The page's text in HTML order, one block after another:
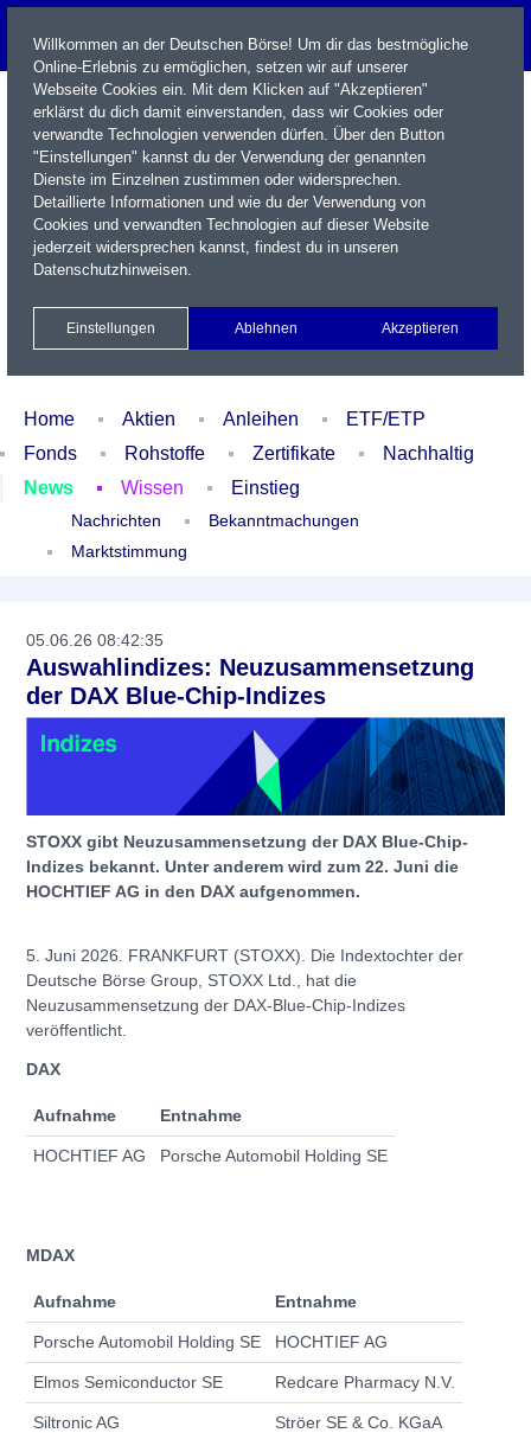
Name / WKN / ISIN / Kürzel
Xetra Realtime
Watchlist Portfolio Login
Home Aktien Anleihen
ETF/ETP
Fonds
Rohstoffe Zertifikate
Nachhaltig
News
Wissen Einstieg
Nachrichten
Bekanntmachungen
Marktstimmung
05.06.26 08:42:35
Auswahlindizes: Neuzusammensetzung
der DAX Blue-Chip-Indizes
STOXX gibt Neuzusammensetzung der DAX Blue-Chip-
Indizes bekannt. Unter anderem wird zum 22. Juni die
HOCHTIEF AG in den DAX aufgenommen.
5. Juni 2026. FRANKFURT (STOXX). Die Indextochter der
Deutsche Börse Group, STOXX Ltd., hat die
Neuzusammensetzung der DAX-Blue-Chip-Indizes
veröffentlicht.
DAX
Aufnahme Entnahme
HOCHTIEF AG Porsche Automobil Holding SE
MDAX
Aufnahme Entnahme
Porsche Automobil Holding SE HOCHTIEF AG
Elmos Semiconductor SE Redcare Pharmacy N.V.
Siltronic AG Ströer SE & Co. KGaA
Willkommen an der Deutschen Börse! Um dir das bestmögliche
Online-Erlebnis zu ermöglichen, setzen wir auf unserer
Webseite Cookies ein. Mit dem Klicken auf "Akzeptieren"
erklärst du dich damit einverstanden, dass wir Cookies oder
verwandte Technologien verwenden dürfen. Über den Button
"Einstellungen" kannst du der Verwendung der genannten
Dienste im Einzelnen zustimmen oder widersprechen.
Detaillierte Informationen und wie du der Verwendung von
Cookies und verwandten Technologien auf dieser Website
jederzeit widersprechen kannst, findest du in unseren
Datenschutzhinweisen.
Einstellungen Ablehnen Akzeptieren